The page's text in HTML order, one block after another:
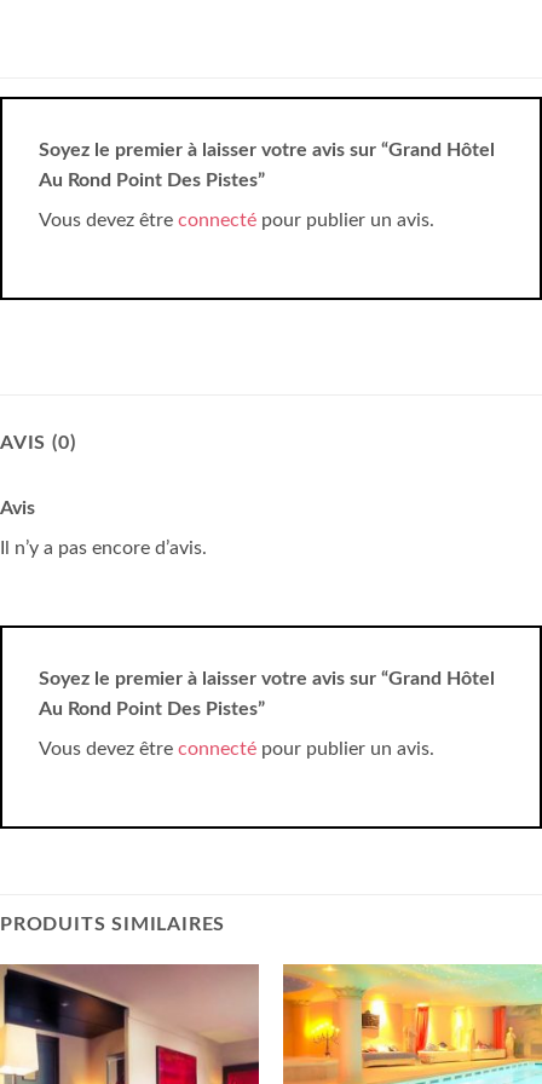
Soyez le premier à laisser votre avis sur “Grand Hôtel
Au Rond Point Des Pistes”
Vous devez être connecté pour publier un avis.
AVIS (0)
Avis
Il n’y a pas encore d’avis.
Soyez le premier à laisser votre avis sur “Grand Hôtel
Au Rond Point Des Pistes”
Vous devez être connecté pour publier un avis.
PRODUITS SIMILAIRES